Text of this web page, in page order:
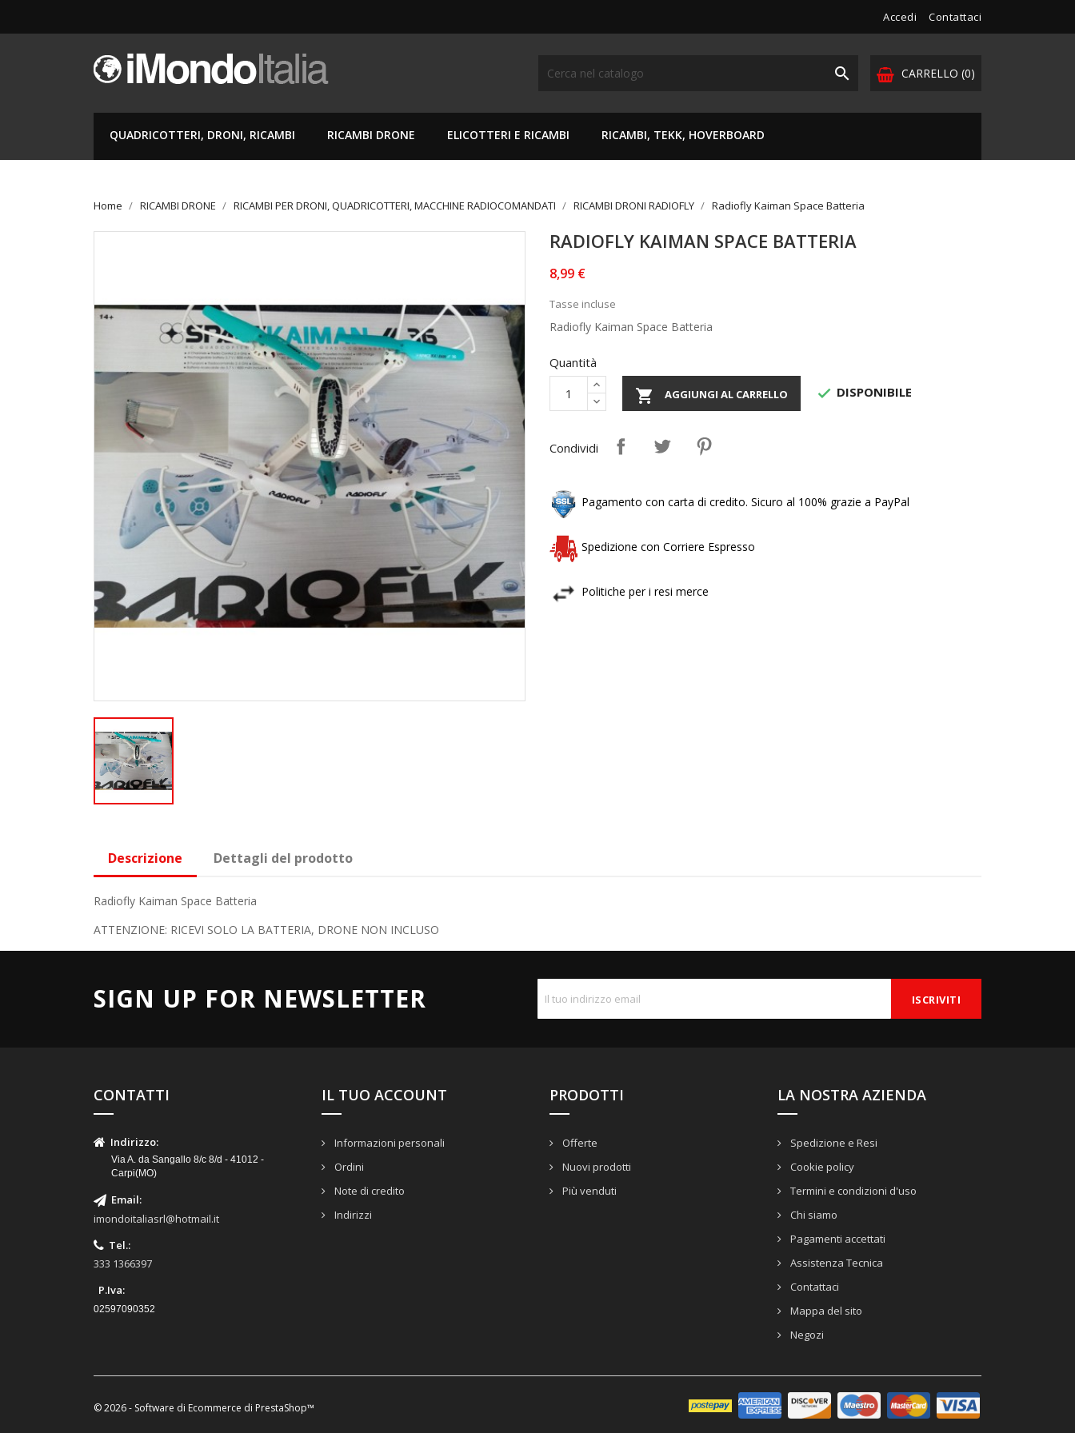
Accedi Contattaci
CARRELLO (0)

QUADRICOTTERI, DRONI, RICAMBI RICAMBI DRONE ELICOTTERI E RICAMBI RICAMBI, TEKK, HOVERBOARD
Home RICAMBI DRONE RICAMBI PER DRONI, QUADRICOTTERI, MACCHINE RADIOCOMANDATI RICAMBI DRONI RADIOFLY Radiofly Kaiman Space Batteria
RADIOFLY KAIMAN SPACE BATTERIA
8,99 €
Tasse incluse
Radiofly Kaiman Space Batteria
Quantità
 AGGIUNGI AL CARRELLO  DISPONIBILE
Condividi
Pagamento con carta di credito. Sicuro al 100% grazie a PayPal
Spedizione con Corriere Espresso
Politiche per i resi merce
Descrizione Dettagli del prodotto
Radiofly Kaiman Space Batteria
ATTENZIONE: RICEVI SOLO LA BATTERIA, DRONE NON INCLUSO
SIGN UP FOR NEWSLETTER
CONTATTI
Indirizzo:
Via A. da Sangallo 8/c 8/d - 41012 -
Carpi(MO)
Email:
imondoitaliasrl@hotmail.it
Tel.:
333 1366397
P.Iva:
02597090352
IL TUO ACCOUNT
Informazioni personali
Ordini
Note di credito
Indirizzi
PRODOTTI
Offerte
Nuovi prodotti
Più venduti
LA NOSTRA AZIENDA
Spedizione e Resi
Cookie policy
Termini e condizioni d'uso
Chi siamo
Pagamenti accettati
Assistenza Tecnica
Contattaci
Mappa del sito
Negozi
© 2026 - Software di Ecommerce di PrestaShop™